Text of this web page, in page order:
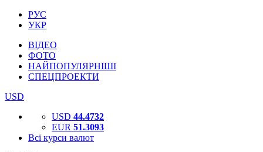
РУС
УКР
ВІДЕО
ФОТО
НАЙПОПУЛЯРНІШІ
СПЕЦПРОЕКТИ
USD
USD 44.4732
EUR 51.3093
Всі курси валют